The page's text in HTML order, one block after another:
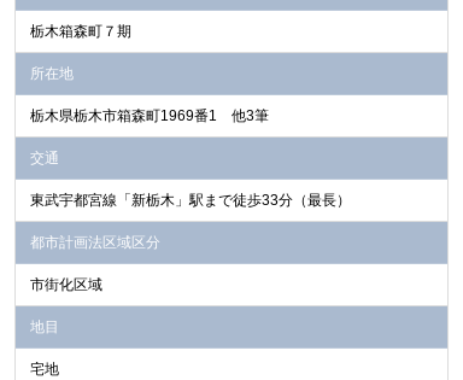
栃木箱森町７期
所在地
栃木県栃木市箱森町1969番1 他3筆
交通
東武宇都宮線「新栃木」駅まで徒歩33分（最長）
都市計画法区域区分
市街化区域
地目
宅地